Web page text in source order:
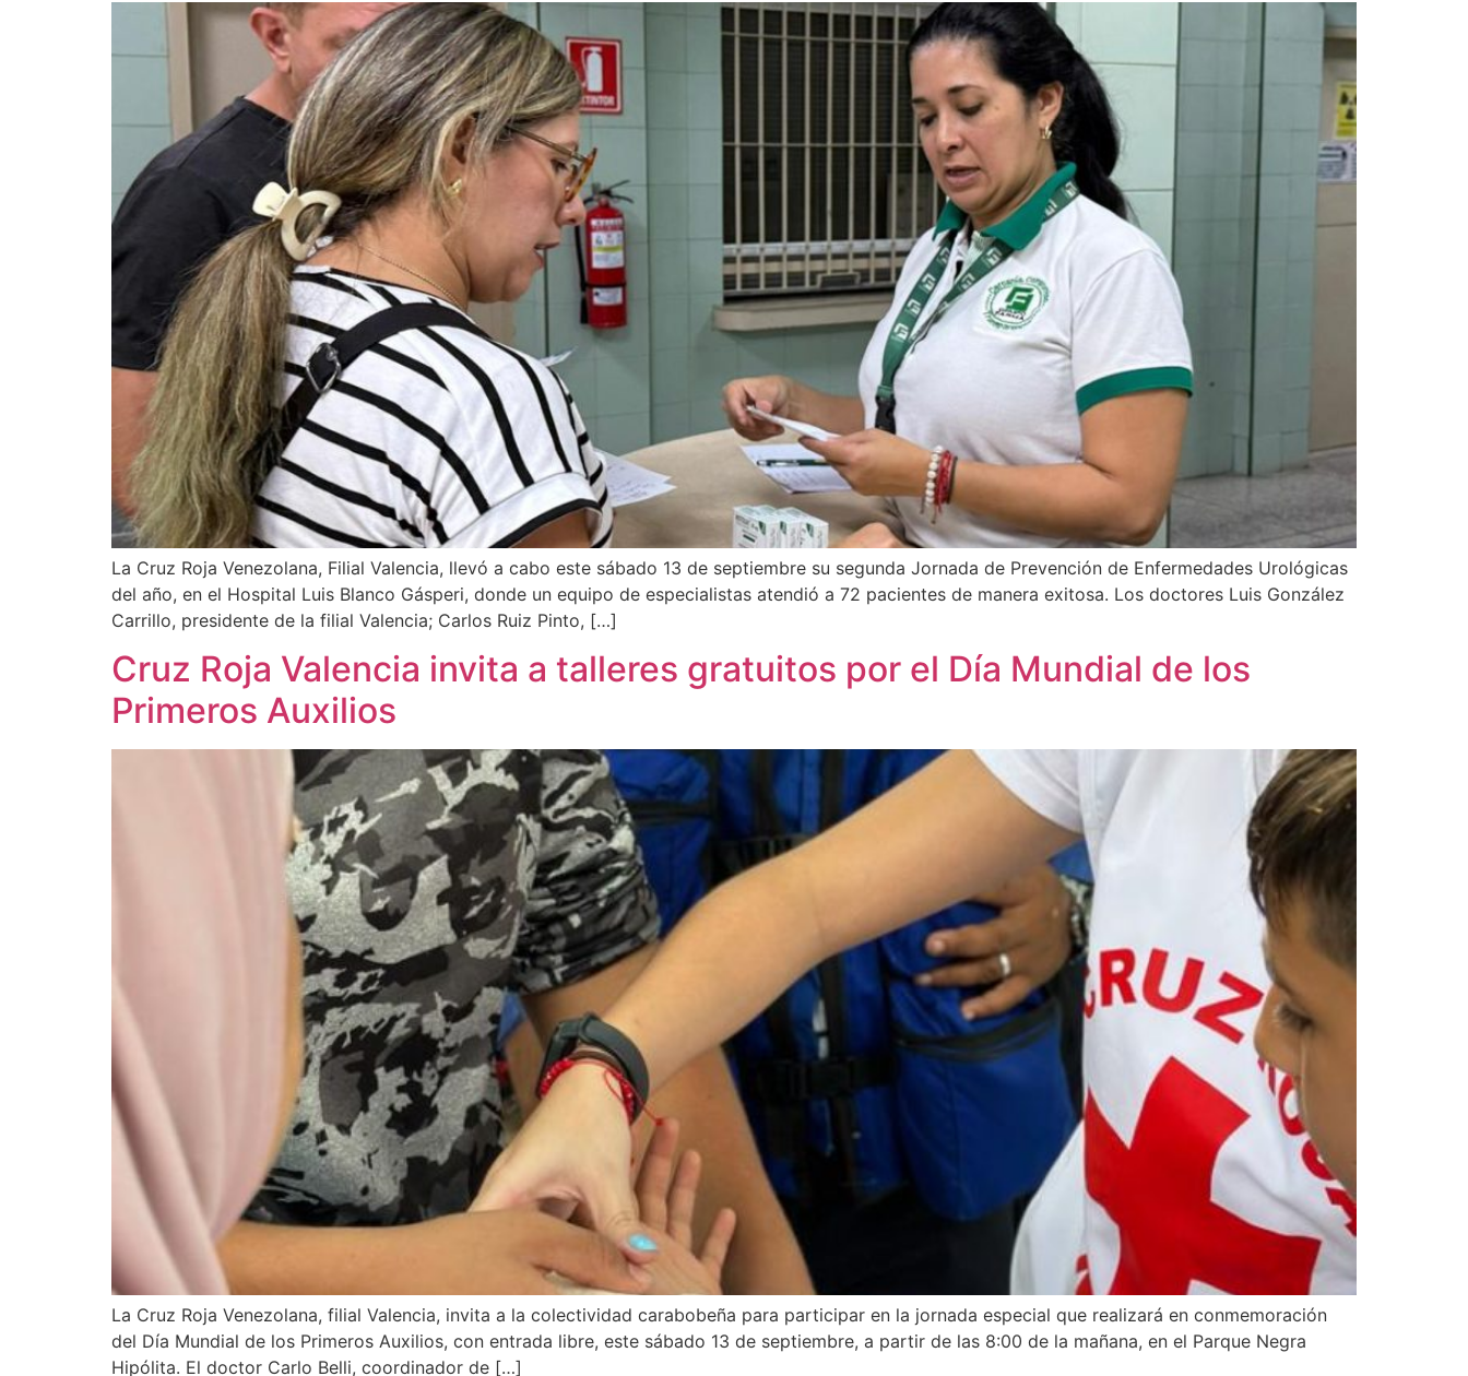
La Cruz Roja Venezolana, Filial Valencia, llevó a cabo este sábado 13 de septiembre su segunda Jornada de Prevención de Enfermedades Urológicas
del año, en el Hospital Luis Blanco Gásperi, donde un equipo de especialistas atendió a 72 pacientes de manera exitosa. Los doctores Luis González
Carrillo, presidente de la filial Valencia; Carlos Ruiz Pinto, […]
Cruz Roja Valencia invita a talleres gratuitos por el Día Mundial de los
Primeros Auxilios
La Cruz Roja Venezolana, filial Valencia, invita a la colectividad carabobeña para participar en la jornada especial que realizará en conmemoración
del Día Mundial de los Primeros Auxilios, con entrada libre, este sábado 13 de septiembre, a partir de las 8:00 de la mañana, en el Parque Negra
Hipólita. El doctor Carlo Belli, coordinador de […]